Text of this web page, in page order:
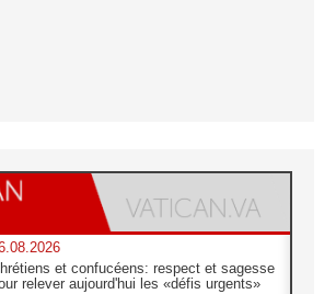
et confucéens: respect et sagesse
relever aujourd'hui les «défis urgents»